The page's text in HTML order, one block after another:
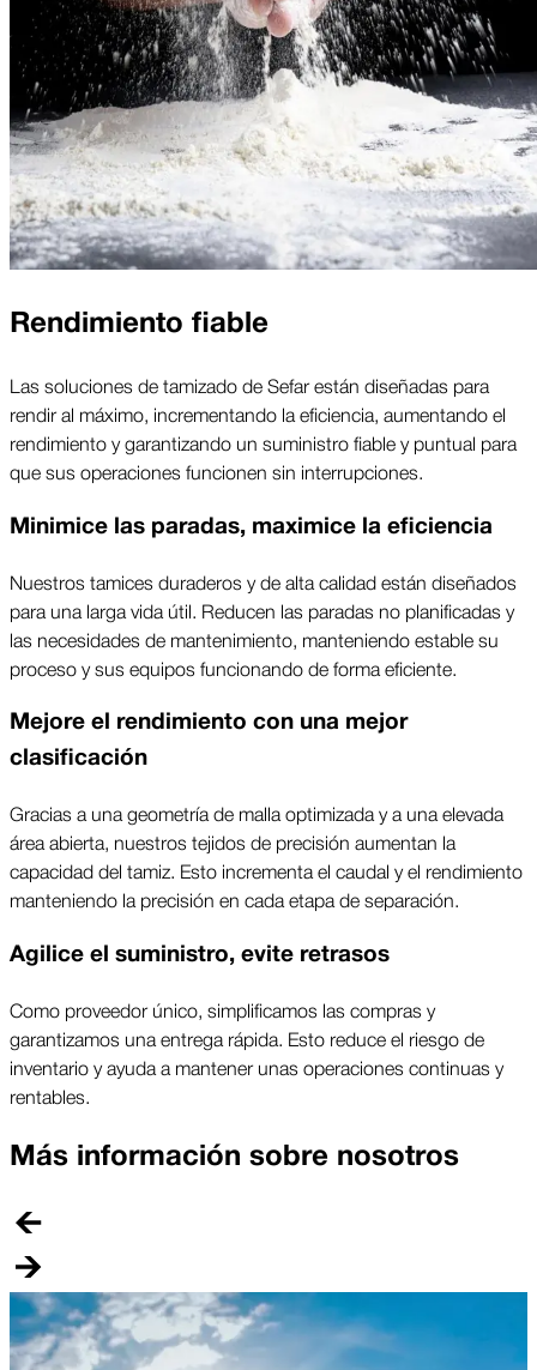
Rendimiento fiable
Las soluciones de tamizado de Sefar están diseñadas para
rendir al máximo, incrementando la eficiencia, aumentando el
rendimiento y garantizando un suministro fiable y puntual para
que sus operaciones funcionen sin interrupciones.
Minimice las paradas, maximice la eficiencia
Nuestros tamices duraderos y de alta calidad están diseñados
para una larga vida útil. Reducen las paradas no planificadas y
las necesidades de mantenimiento, manteniendo estable su
proceso y sus equipos funcionando de forma eficiente.
Mejore el rendimiento con una mejor
clasificación
Gracias a una geometría de malla optimizada y a una elevada
área abierta, nuestros tejidos de precisión aumentan la
capacidad del tamiz. Esto incrementa el caudal y el rendimiento
manteniendo la precisión en cada etapa de separación.
Agilice el suministro, evite retrasos
Como proveedor único, simplificamos las compras y
garantizamos una entrega rápida. Esto reduce el riesgo de
inventario y ayuda a mantener unas operaciones continuas y
rentables.
Más información sobre nosotros